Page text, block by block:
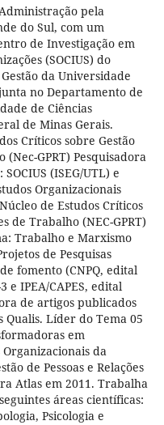
pela
do Sul, com um
de Investigação em
(SOCIUS) do
da Universidade
no Departamento de
de Ciências
de Minas Gerais.
Críticos sobre Gestão
(Nec-GPRT) Pesquisadora
(ISEG/UTL) e
Organizacionais
de Estudos Críticos
de Trabalho (NEC-GPRT)
Trabalho e Marxismo
de Pesquisas
fomento (CNPQ, edital
e IPEA/CAPES, edital
de artigos publicados
Qualis. Líder do Tema 05
em
da
de Pessoas e Relações
Atlas em 2011. Trabalha
áreas científicas:
Psicologia e